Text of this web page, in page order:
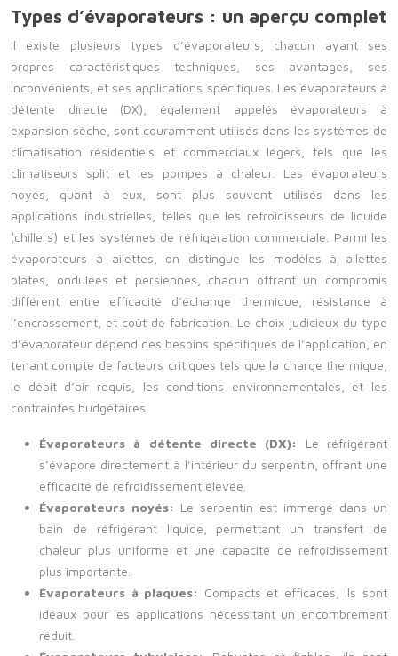
Types d’évaporateurs : un aperçu complet
Il existe plusieurs types d’évaporateurs, chacun ayant ses
propres caractéristiques techniques, ses avantages, ses
inconvénients, et ses applications spécifiques. Les évaporateurs à
détente directe (DX), également appelés évaporateurs à
expansion sèche, sont couramment utilisés dans les systèmes de
climatisation résidentiels et commerciaux légers, tels que les
climatiseurs split et les pompes à chaleur. Les évaporateurs
noyés, quant à eux, sont plus souvent utilisés dans les
applications industrielles, telles que les refroidisseurs de liquide
(chillers) et les systèmes de réfrigération commerciale. Parmi les
évaporateurs à ailettes, on distingue les modèles à ailettes
plates, ondulées et persiennes, chacun offrant un compromis
différent entre efficacité d’échange thermique, résistance à
l’encrassement, et coût de fabrication. Le choix judicieux du type
d’évaporateur dépend des besoins spécifiques de l’application, en
tenant compte de facteurs critiques tels que la charge thermique,
le débit d’air requis, les conditions environnementales, et les
contraintes budgétaires.
Évaporateurs à détente directe (DX): Le réfrigérant
s’évapore directement à l’intérieur du serpentin, offrant une
efficacité de refroidissement élevée.
Évaporateurs noyés: Le serpentin est immergé dans un
bain de réfrigérant liquide, permettant un transfert de
chaleur plus uniforme et une capacité de refroidissement
plus importante.
Évaporateurs à plaques: Compacts et efficaces, ils sont
idéaux pour les applications nécessitant un encombrement
réduit.